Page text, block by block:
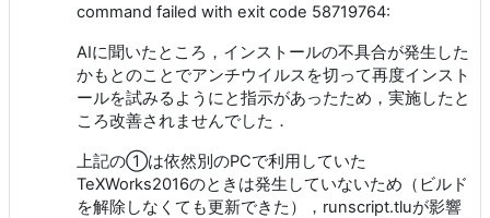
command failed with exit code 58719764:
AIに聞いたところ，インストールの不具合が発生した
かもとのことでアンチウイルスを切って再度インスト
ールを試みるようにと指示があったため，実施したと
ころ改善されませんでした．
上記の①は依然別のPCで利用していた
TeXWorks2016のときは発生していないため（ビルド
を解除しなくても更新できた），runscript.tluが影響